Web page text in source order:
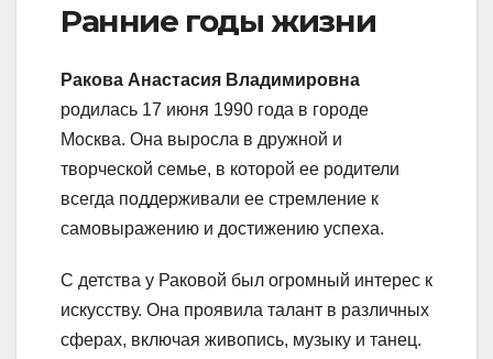
Ранние годы жизни
Ракова Анастасия Владимировна
родилась 17 июня 1990 года в городе
Москва. Она выросла в дружной и
творческой семье, в которой ее родители
всегда поддерживали ее стремление к
самовыражению и достижению успеха.
С детства у Раковой был огромный интерес к
искусству. Она проявила талант в различных
сферах, включая живопись, музыку и танец.